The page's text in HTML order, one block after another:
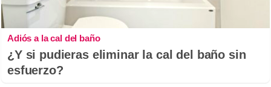
Adiós a la cal del baño
¿Y si pudieras eliminar la cal del baño sin
esfuerzo?